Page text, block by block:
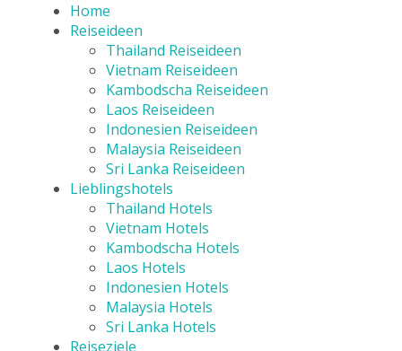
Home
Reiseideen
Thailand Reiseideen
Vietnam Reiseideen
Kambodscha Reiseideen
Laos Reiseideen
Indonesien Reiseideen
Malaysia Reiseideen
Sri Lanka Reiseideen
Lieblingshotels
Thailand Hotels
Vietnam Hotels
Kambodscha Hotels
Laos Hotels
Indonesien Hotels
Malaysia Hotels
Sri Lanka Hotels
Reiseziele